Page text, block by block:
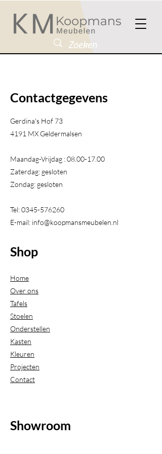
Contactgegevens
Gerdina's Hof 73
4191 MX Geldermalsen​
Maandag-Vrijdag :08.00-17.00
Zaterdag: gesloten
Zondag: gesloten
Tel:0345-576260
E-mail: info@koopmansmeubelen.nl
Shop
Home
Over ons
Tafels
Stoelen
Onderstellen
Kasten
Kleuren
Projecten
Contact
Showroom